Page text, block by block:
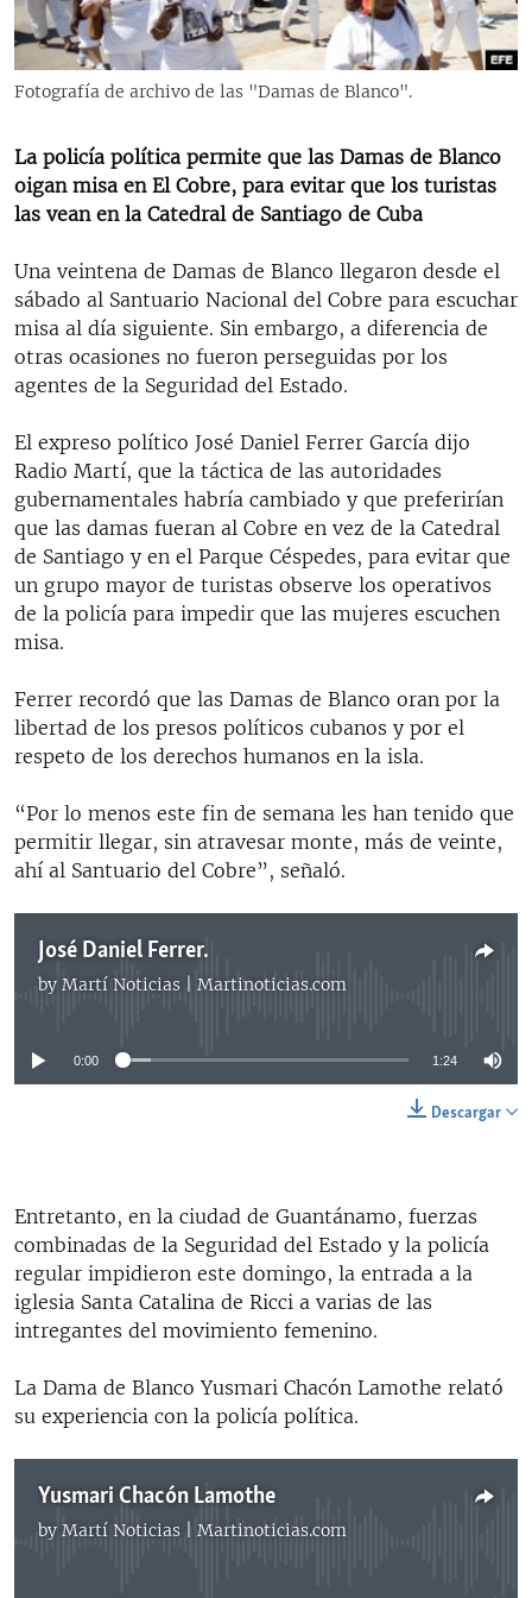
RADIO MARTÍ
ESPECIALES
ESPECIALES
LA REALIDAD DE LA VIVIENDA EN CUBA
SER VIEJO EN CUBA
LOS SANTOS DE HIALEAH
DESINFORMACIÓN RUSA EN AMÉRICA LATINA
LA INVASIÓN DE RUSIA A UCRANIA
MULTIMEDIA
EDITORIALES
SÍGUENOS
Fotografía de archivo de las "Damas de Blanco".
La policía política permite que las Damas de Blanco
oigan misa en El Cobre, para evitar que los turistas
las vean en la Catedral de Santiago de Cuba
Una veintena de Damas de Blanco llegaron desde el
sábado al Santuario Nacional del Cobre para escuchar
misa al día siguiente. Sin embargo, a diferencia de
otras ocasiones no fueron perseguidas por los
agentes de la Seguridad del Estado.
El expreso político José Daniel Ferrer García dijo
Radio Martí, que la táctica de las autoridades
gubernamentales habría cambiado y que preferirían
que las damas fueran al Cobre en vez de la Catedral
de Santiago y en el Parque Céspedes, para evitar que
un grupo mayor de turistas observe los operativos
de la policía para impedir que las mujeres escuchen
misa.
Ferrer recordó que las Damas de Blanco oran por la
libertad de los presos políticos cubanos y por el
respeto de los derechos humanos en la isla.
“Por lo menos este fin de semana les han tenido que
permitir llegar, sin atravesar monte, más de veinte,
ahí al Santuario del Cobre”, señaló.
José Daniel Ferrer.
by Martí Noticias | Martinoticias.com
No media source currently available
0:00 1:24
Descargar
Entretanto, en la ciudad de Guantánamo, fuerzas
combinadas de la Seguridad del Estado y la policía
regular impidieron este domingo, la entrada a la
iglesia Santa Catalina de Ricci a varias de las
intregantes del movimiento femenino.
La Dama de Blanco Yusmari Chacón Lamothe relató
su experiencia con la policía política.
Yusmari Chacón Lamothe
by Martí Noticias | Martinoticias.com
No media source currently available